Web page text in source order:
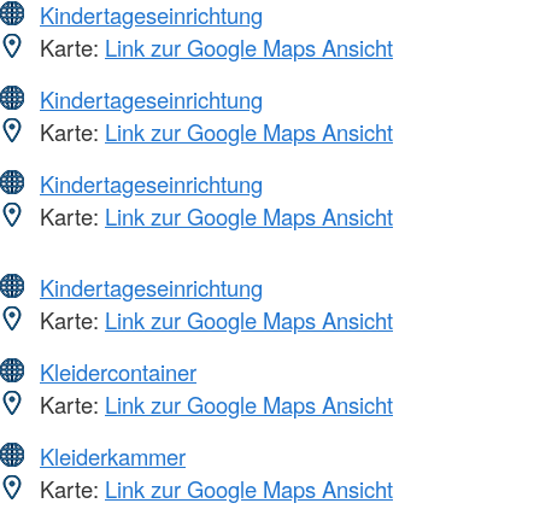
Kindertageseinrichtung
Karte: Link zur Google Maps Ansicht
Kindertageseinrichtung
Karte: Link zur Google Maps Ansicht
Kindertageseinrichtung
Karte: Link zur Google Maps Ansicht
Kindertageseinrichtung
Karte: Link zur Google Maps Ansicht
Kleidercontainer
Karte: Link zur Google Maps Ansicht
Kleiderkammer
Karte: Link zur Google Maps Ansicht